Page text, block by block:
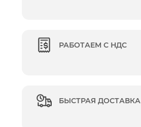
РАБОТАЕМ С НДС
БЫСТРАЯ ДОСТАВКА